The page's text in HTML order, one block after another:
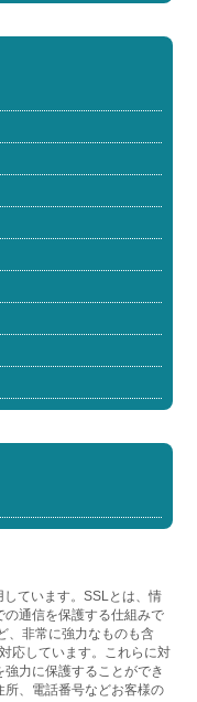
ています。SSLとは、情
通信を保護する仕組みで
、非常に強力なものも含
応しています。これらに対
力に保護することができ
所、電話番号などお客様の